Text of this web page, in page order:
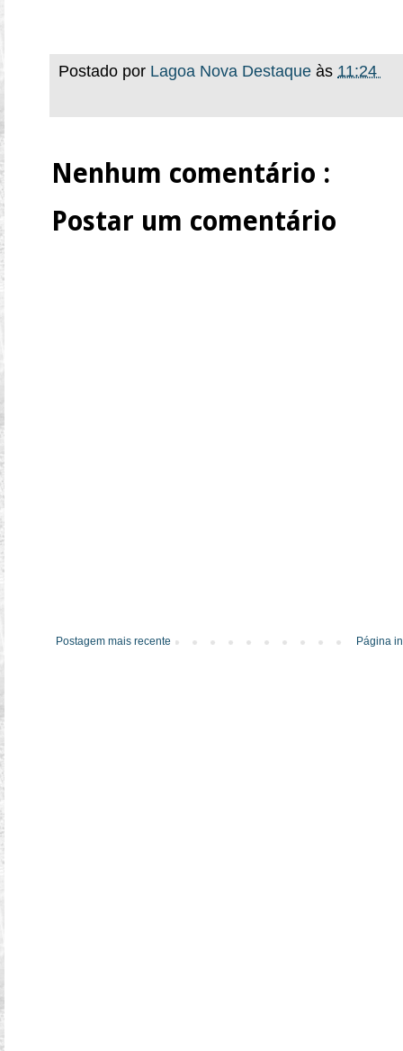
Postado por Lagoa Nova Destaque às 11:24
Nenhum comentário :
Postar um comentário
Postagem mais recente Página